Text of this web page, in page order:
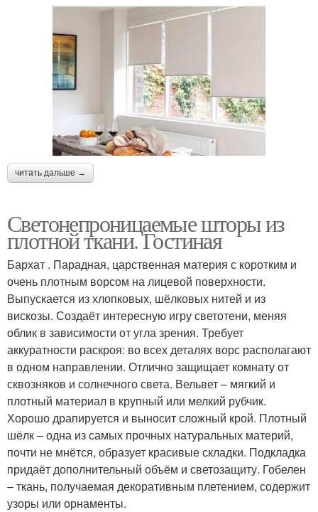
читать дальше →
Светонепроницаемые шторы из
плотной ткани. Гостиная
Бархат . Парадная, царственная материя с коротким и
очень плотным ворсом на лицевой поверхности.
Выпускается из хлопковых, шёлковых нитей и из
вискозы. Создаёт интересную игру светотени, меняя
облик в зависимости от угла зрения. Требует
аккуратности раскроя: во всех деталях ворс располагают
в одном направлении. Отлично защищает комнату от
сквозняков и солнечного света. Вельвет – мягкий и
плотный материал в крупный или мелкий рубчик.
Хорошо драпируется и выносит сложный крой. Плотный
шёлк – одна из самых прочных натуральных материй,
почти не мнётся, образует красивые складки. Подкладка
придаёт дополнительный объём и светозащиту. Гобелен
– ткань, получаемая декоративным плетением, содержит
узоры или орнаменты.